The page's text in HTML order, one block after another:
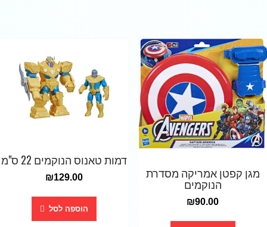
מגן קפטן אמריקה מסדרת
הנוקמים
₪90.00
דמות טאנוס הנוקמים 22 ס"מ
₪129.00
הוספה לסל